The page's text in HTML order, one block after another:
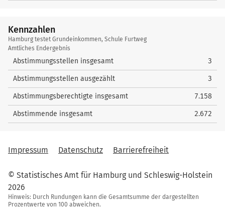
Kennzahlen
Kennzahlen
Hamburg testet Grundeinkommen, Schule Furtweg
Amtliches Endergebnis
Abstimmungsstellen insgesamt 3
Abstimmungsstellen ausgezählt 3
Abstimmungsberechtigte insgesamt 7.158
Abstimmende insgesamt 2.672
Impressum Datenschutz Barrierefreiheit
© Statistisches Amt für Hamburg und Schleswig-Holstein
2026
Hinweis: Durch Rundungen kann die Gesamtsumme der dargestellten
Prozentwerte von 100 abweichen.